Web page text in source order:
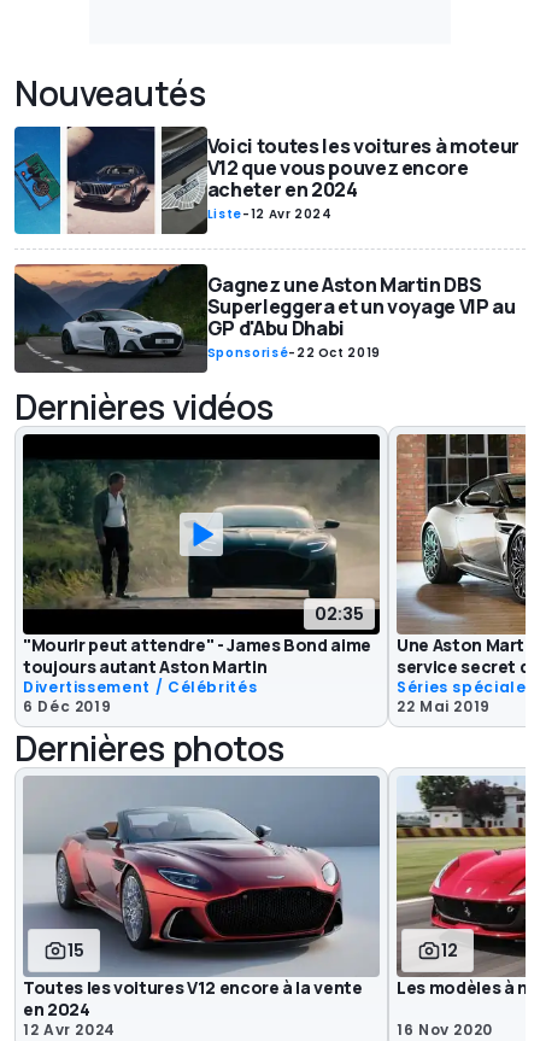
Nouveautés
Voici toutes les voitures à moteur
V12 que vous pouvez encore
acheter en 2024
Liste-12 Avr 2024
Gagnez une Aston Martin DBS
Superleggera et un voyage VIP au
GP d'Abu Dhabi
Sponsorisé- 22 Oct 2019
Dernières vidéos
02:35
"Mourir peut attendre" - James Bond aime
toujours autant Aston Martin
Divertissement / Célébrités
6 Déc 2019
Une Aston
service secret
Séries spéciales
22 Mai 2019
Dernières photos
15
Toutes les voitures V12 encore à la vente
en 2024
12 Avr 2024
12
Les modèles à
16 Nov 2020